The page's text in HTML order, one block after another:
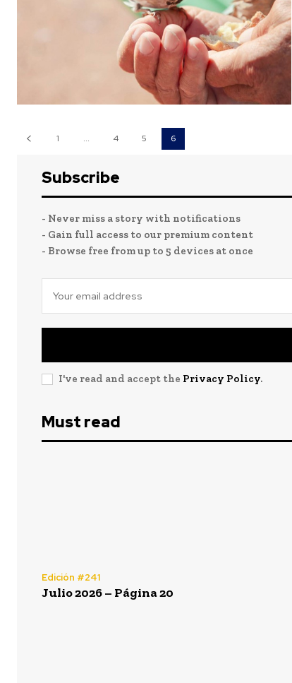
1 ... 4 5 6
Subscribe
- Never miss a story with notifications
- Gain full access to our premium content
- Browse free from up to 5 devices at once
I've read and accept the Privacy Policy.
Must read
Edición #241
Julio 2026 – Página 20